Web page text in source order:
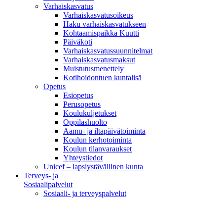
Varhaiskasvatus
Varhaiskasvatusoikeus
Haku varhaiskasvatukseen
Kohtaamispaikka Kuutti
Päiväkoti
Varhaiskasvatussuunnitelmat
Varhaiskasvatusmaksut
Muistutusmenettely
Kotihoidontuen kuntalisä
Opetus
Esiopetus
Perusopetus
Koulukuljetukset
Oppilashuolto
Aamu- ja iltapäivätoiminta
Koulun kerhotoiminta
Koulun tilanvaraukset
Yhteystiedot
Unicef – lapsiystävällinen kunta
Terveys- ja
Sosiaalipalvelut
Sosiaali- ja terveyspalvelut